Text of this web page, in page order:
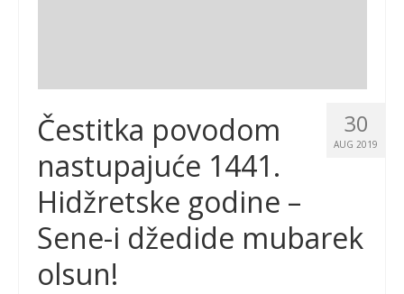
30
AUG 2019
Čestitka povodom
nastupajuće 1441.
Hidžretske godine –
Sene-i džedide mubarek
olsun!